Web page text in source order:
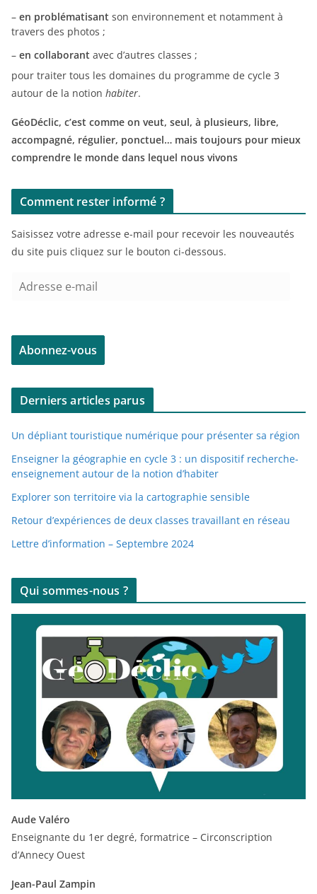
– en problématisant son environnement et notamment à
travers des photos ;
– en collaborant avec d’autres classes ;
pour traiter tous les domaines du programme de cycle 3
autour de la notion habiter.
GéoDéclic, c’est comme on veut, seul, à plusieurs, libre,
accompagné, régulier, ponctuel… mais toujours pour mieux
comprendre le monde dans lequel nous vivons
Comment rester informé ?
Saisissez votre adresse e-mail pour recevoir les nouveautés
du site puis cliquez sur le bouton ci-dessous.
e
s
e
m
a
i
l
Abonnez-vous
Derniers articles parus
Un dépliant touristique numérique pour présenter sa région
Enseigner la géographie en cycle 3 : un dispositif recherche-
enseignement autour de la notion d’habiter
Explorer son territoire via la cartographie sensible
Retour d’expériences de deux classes travaillant en réseau
Lettre d’information – Septembre 2024
Qui sommes-nous ?
Aude Valéro
Enseignante du 1er degré, formatrice – Circonscription
d’Annecy Ouest
Jean-Paul Zampin